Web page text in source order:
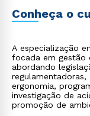
Conheça o
A especialização
focada em gestão
abordando
ergonomia,
investigação de
promoção de